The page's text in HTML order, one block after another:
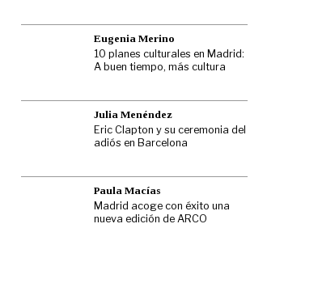
Eugenia Merino
10 planes culturales en Madrid:
A buen tiempo, más cultura
Julia Menéndez
Eric Clapton y su ceremonia del
adiós en Barcelona
Paula Macías
Madrid acoge con éxito una
nueva edición de ARCO